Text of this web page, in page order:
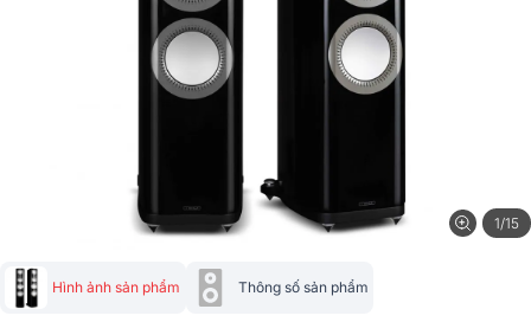
1/15
Hình ảnh sản phẩm Thông số sản phẩm